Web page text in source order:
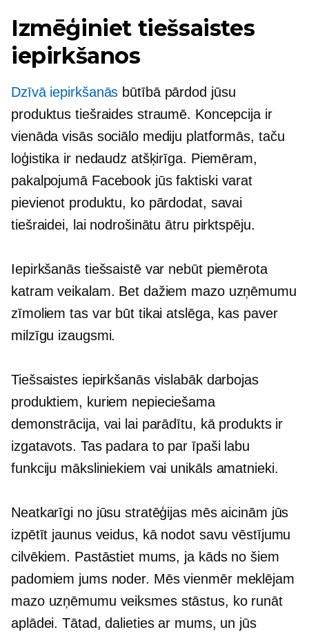
Izmēģiniet tiešsaistes
iepirkšanos
Dzīvā iepirkšanās būtībā pārdod jūsu
produktus tiešraides straumē. Koncepcija ir
vienāda visās sociālo mediju platformās, taču
loģistika ir nedaudz atšķirīga. Piemēram,
pakalpojumā Facebook jūs faktiski varat
pievienot produktu, ko pārdodat, savai
tiešraidei, lai nodrošinātu ātru pirktspēju.
Iepirkšanās tiešsaistē var nebūt piemērota
katram veikalam. Bet dažiem mazo uzņēmumu
zīmoliem tas var būt tikai atslēga, kas paver
milzīgu izaugsmi.
Tiešsaistes iepirkšanās vislabāk darbojas
produktiem, kuriem nepieciešama
demonstrācija, vai lai parādītu, kā produkts ir
izgatavots. Tas padara to par īpaši labu
funkciju māksliniekiem vai unikālsamatnieki.
Neatkarīgi no jūsu stratēģijas mēs aicinām jūs
izpētīt jaunus veidus, kā nodot savu vēstījumu
cilvēkiem. Pastāstiet mums, ja kāds no šiem
padomiem jums noder. Mēs vienmēr meklējam
mazo uzņēmumu veiksmes stāstus, ko runāt
aplādei. Tātad, dalieties ar mums, un jūs